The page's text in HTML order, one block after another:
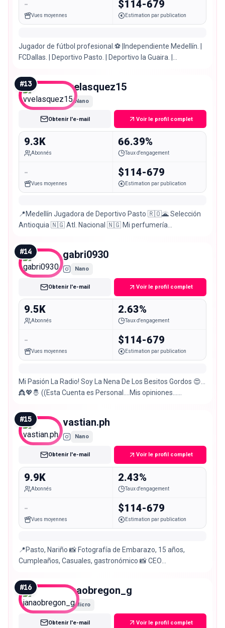
-
Vues moyennes
$114-679
Estimation par publication
Jugador de fútbol profesional.⚽️ |Independiente Medellín. |
FCDallas. | Deportivo Pasto. | Deportivo la Guaira. |
#13 vvelasquez15
Nano
Obtenir l'e-mail Voir le profil complet
9.3K
Abonnés
66.39%
Taux d'engagement
-
Vues moyennes
$114-679
Estimation par publication
📍Medellín Jugadora de Deportivo Pasto 🇷🇴🌋 Selección
Antioquia 🇳🇬 Atl. Nacional 🇳🇬 Mi perfumería
#14 gabri0930
Nano
Obtenir l'e-mail Voir le profil complet
9.5K
Abonnés
2.63%
Taux d'engagement
-
Vues moyennes
$114-679
Estimation par publication
Mi Pasión La Radio! Soy La Nena De Los Besitos Gordos 😍…
👸💖🤴 ((Esta Cuenta es Personal….Mis opiniones…
#15 vastian.ph
Nano
Obtenir l'e-mail Voir le profil complet
9.9K
Abonnés
2.43%
Taux d'engagement
-
Vues moyennes
$114-679
Estimation par publication
📍Pasto, Nariño 📸 Fotografía de Embarazo, 15 años,
Cumpleaños, Casuales, gastronómico 📸 CEO
#16 janaobregon_g
Micro
Obtenir l'e-mail Voir le profil complet